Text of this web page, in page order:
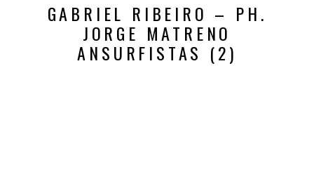
GABRIEL RIBEIRO – PH.
JORGE MATRENO
ANSURFISTAS (2)